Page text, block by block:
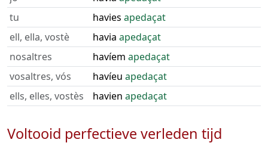
tu
havies apedaçat
ell, ella, vostè
havia apedaçat
nosaltres
havíem apedaçat
vosaltres, vós
havíeu apedaçat
ells, elles, vostès
havien apedaçat
Voltooid perfectieve verleden tijd